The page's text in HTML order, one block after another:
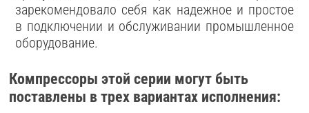
зарекомендовало себя как надежное и простое
в подключении и обслуживании промышленное
оборудование.
Компрессоры этой серии могут быть
поставлены в трех вариантах исполнения: